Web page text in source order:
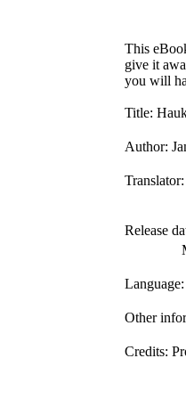
This
give it
you will
Title:
Author:
Translator
Release
Language
Other
Credits: